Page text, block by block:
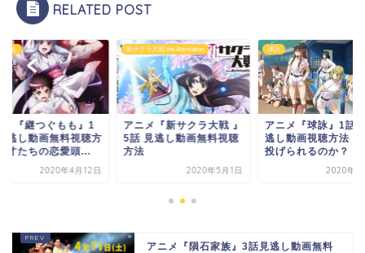
RELATED POST
もも
メ『継つぐもも』1
逃し動画無料視聴方
才たちの恋愛頭...
2020年4月12日
新サクラ大戦 the Animation
アニメ『新サクラ大戦 』
5話 見逃し動画無料視聴
方法
2020年5月1日
球詠
アニメ『球詠』1話
逃し動画視聴方法！
投げられるのか？
2020年4
アニメ『隕石家族』3話見逃し動画無料